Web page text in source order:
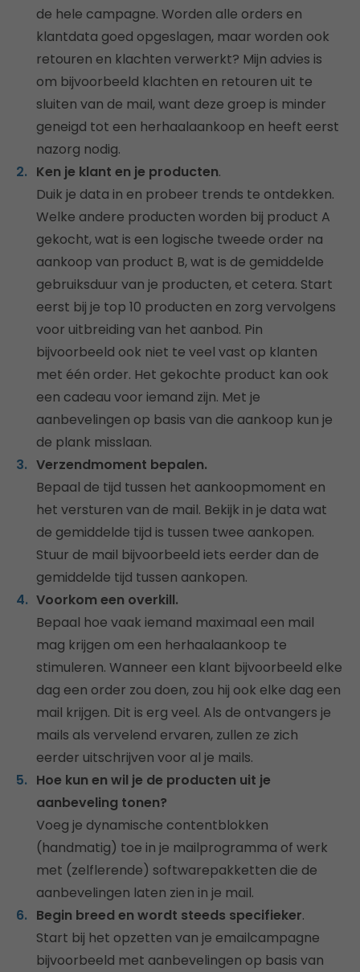
de hele campagne. Worden alle orders en
klantdata goed opgeslagen, maar worden ook
retouren en klachten verwerkt? Mijn advies is
om bijvoorbeeld klachten en retouren uit te
sluiten van de mail, want deze groep is minder
geneigd tot een herhaalaankoop en heeft eerst
nazorg nodig.
Ken je klant en je producten.
Duik je data in en probeer trends te ontdekken.
Welke andere producten worden bij product A
gekocht, wat is een logische tweede order na
aankoop van product B, wat is de gemiddelde
gebruiksduur van je producten, et cetera. Start
eerst bij je top 10 producten en zorg vervolgens
voor uitbreiding van het aanbod. Pin
bijvoorbeeld ook niet te veel vast op klanten
met één order. Het gekochte product kan ook
een cadeau voor iemand zijn. Met je
aanbevelingen op basis van die aankoop kun je
de plank misslaan.
Verzendmoment bepalen.
Bepaal de tijd tussen het aankoopmoment en
het versturen van de mail. Bekijk in je data wat
de gemiddelde tijd is tussen twee aankopen.
Stuur de mail bijvoorbeeld iets eerder dan de
gemiddelde tijd tussen aankopen.
Voorkom een overkill.
Bepaal hoe vaak iemand maximaal een mail
mag krijgen om een herhaalaankoop te
stimuleren. Wanneer een klant bijvoorbeeld elke
dag een order zou doen, zou hij ook elke dag een
mail krijgen. Dit is erg veel. Als de ontvangers je
mails als vervelend ervaren, zullen ze zich
eerder uitschrijven voor al je mails.
Hoe kun en wil je de producten uit je
aanbeveling tonen?
Voeg je dynamische contentblokken
(handmatig) toe in je mailprogramma of werk
met (zelflerende) softwarepakketten die de
aanbevelingen laten zien in je mail.
Begin breed en wordt steeds specifieker.
Start bij het opzetten van je emailcampagne
bijvoorbeeld met aanbevelingen op basis van